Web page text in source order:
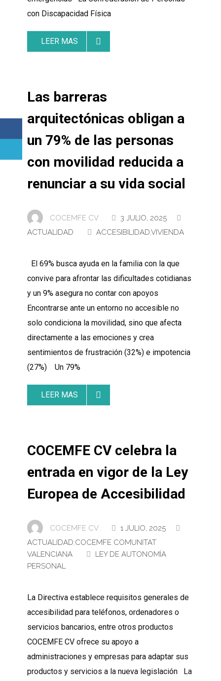
con Discapacidad Física
LEER MAS
Las barreras
arquitectónicas obligan a
un 79% de las personas
con movilidad reducida a
renunciar a su vida social
COCEMFE CV .
3 JULIO, 2025
ACTUALIDAD
ACCESIBILIDAD,VIVIENDA
El 69% busca ayuda en la familia con la que
convive para afrontar las dificultades cotidianas
y un 9% asegura no contar con apoyos
Encontrarse ante un entorno no accesible no
solo condiciona la movilidad, sino que afecta
directamente a las emociones y crea
sentimientos de frustración (32%) e impotencia
(27%) Un 79%
LEER MAS
COCEMFE CV celebra la
entrada en vigor de la Ley
Europea de Accesibilidad
COCEMFE CV .
1 JULIO, 2025
ACTUALIDAD,COCEMFE COMUNITAT
VALENCIANA
LEY DE AUTONOMÍA
PERSONAL
La Directiva establece requisitos generales de
accesibilidad para teléfonos, ordenadores o
servicios bancarios, entre otros productos
COCEMFE CV ofrece su apoyo a
administraciones y empresas para adaptar sus
productos y servicios a la nueva legislación La